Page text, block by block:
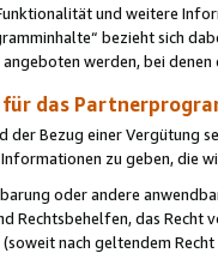
und weitere
bezieht sich
werden, bei
für das
der Bezug einer Vergütung
zu geben, die
oder andere
Rechtsbehelfen, das
nach geltendem